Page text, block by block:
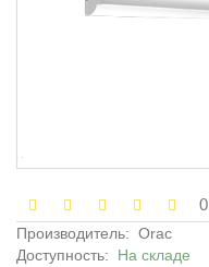
Производитель: Orac
Доступность: На складе